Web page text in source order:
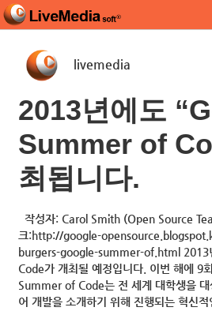
페밀리 사이트
livemedia
2013년에도
Summer of
최됩니다.
작성자: Carol Smith (Open Source
크:http://google-
burgers-google-summer-of.html 2013
Code가 개최될 예정입니다. 이번 해에 9
Summer of Code는 전 세계 대학생을 대
어 개발을 소개하기 위해 진행되는 혁신적